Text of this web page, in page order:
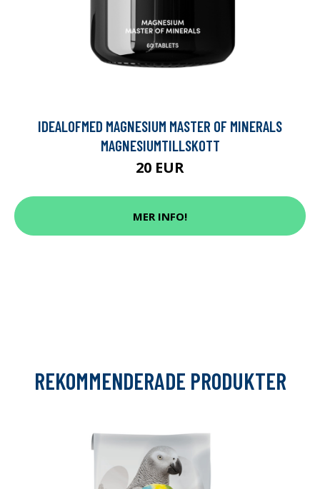
IDEALOFMED MAGNESIUM MASTER OF MINERALS
MAGNESIUMTILLSKOTT
20 EUR
MER INFO!
REKOMMENDERADE PRODUKTER